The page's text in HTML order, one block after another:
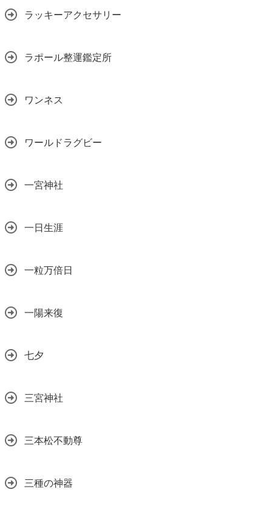
ラッキーアクセサリー
ラポール整運鑑定所
ワンネス
ワールドラグビー
一宮神社
一日生涯
一粒万倍日
一陽来復
七夕
三宮神社
三本松不動尊
三種の神器